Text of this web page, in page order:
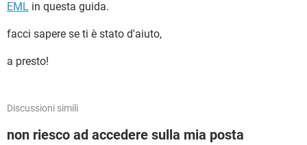
EML in questa guida.
facci sapere se ti è stato d'aiuto,
a presto!
Discussioni simili
non riesco ad accedere sulla mia posta